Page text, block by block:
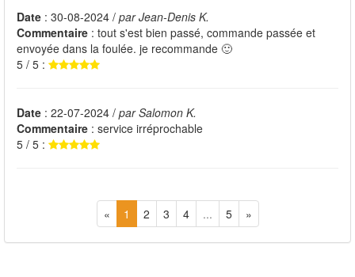
Date : 30-08-2024 / par Jean-Denis K.
Commentaire : tout s'est bien passé, commande passée et
envoyée dans la foulée. je recommande 🙂
5 / 5 :
Date : 22-07-2024 / par Salomon K.
Commentaire : service irréprochable
5 / 5 :
« 1 2 3 4 ... 5 »